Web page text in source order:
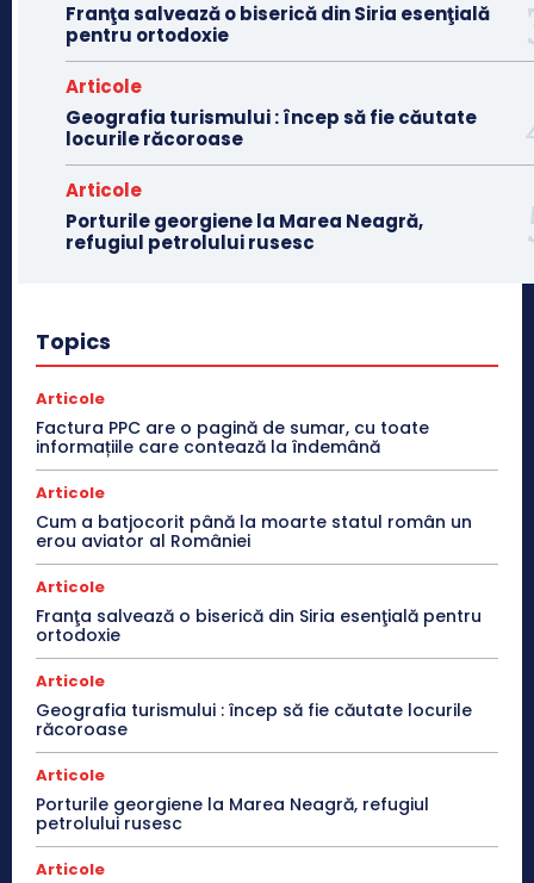
Franţa salvează o biserică din Siria esenţială
pentru ortodoxie
Articole
Geografia turismului : încep să fie căutate
locurile răcoroase
Articole
Porturile georgiene la Marea Neagră,
refugiul petrolului rusesc
Topics
Articole
Factura PPC are o pagină de sumar, cu toate
informațiile care contează la îndemână
Articole
Cum a batjocorit până la moarte statul român un
erou aviator al României
Articole
Franţa salvează o biserică din Siria esenţială pentru
ortodoxie
Articole
Geografia turismului : încep să fie căutate locurile
răcoroase
Articole
Porturile georgiene la Marea Neagră, refugiul
petrolului rusesc
Articole